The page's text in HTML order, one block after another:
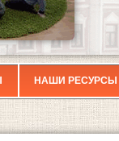
НАШИ РЕСУРСЫ